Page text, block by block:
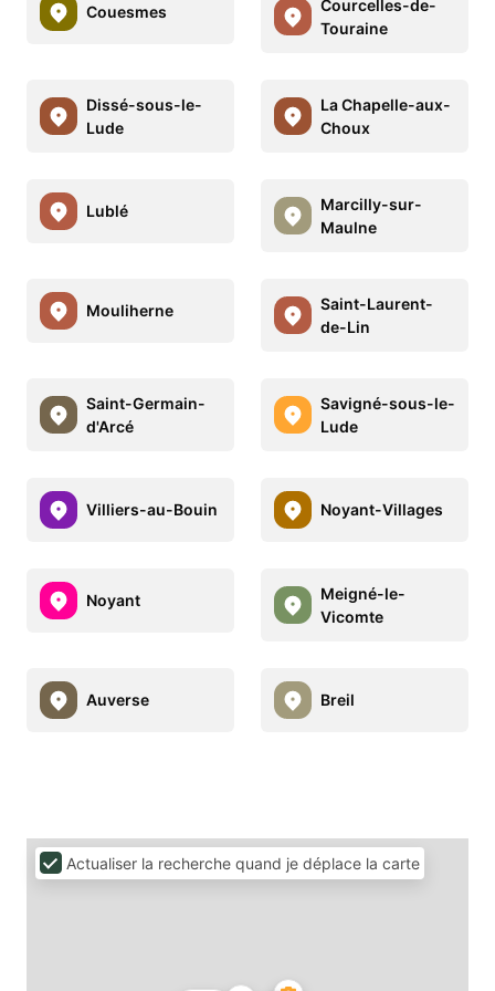
Couesmes
Courcelles-de-
Touraine
Dissé-sous-le-
Lude
La Chapelle-aux-
Choux
Lublé
Marcilly-sur-
Maulne
Mouliherne
Saint-Laurent-
de-Lin
Saint-Germain-
d'Arcé
Savigné-sous-le-
Lude
Villiers-au-Bouin Noyant-Villages
Noyant
Meigné-le-
Vicomte
Auverse Breil
Actualiser la recherche quand je déplace la carte